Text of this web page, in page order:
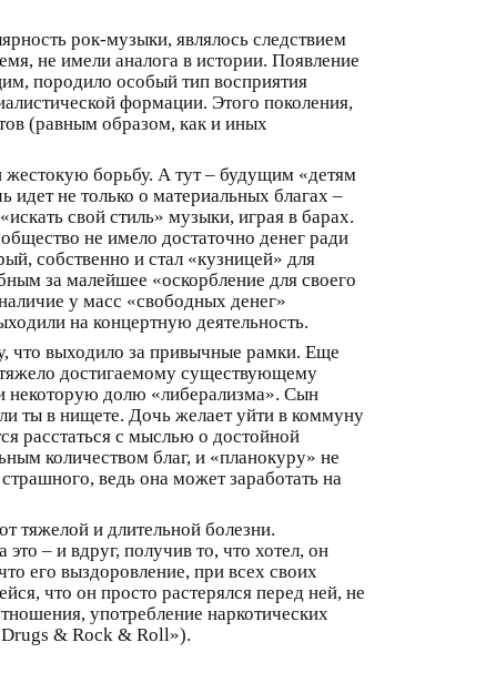
рок-музыки, являлось следствием
не имели аналога в истории. Появление
породило особый тип восприятия
формации. Этого поколения,
(равным образом, как и иных
жестокую борьбу. А тут – будущим «детям
не только о материальных благах –
свой стиль» музыки, играя в барах.
не имело достаточно денег ради
собственно и стал «кузницей» для
за малейшее «оскорбление для своего
у масс «свободных денег»
на концертную деятельность.
что выходило за привычные рамки. Еще
достигаемому существующему
некоторую долю «либерализма». Сын
ты в нищете. Дочь желает уйти в коммуну
расстаться с мыслью о достойной
количеством благ, и «планокуру» не
ведь она может заработать на
тяжелой и длительной болезни.
– и вдруг, получив то, что хотел, он
его выздоровление, при всех своих
что он просто растерялся перед ней, не
употребление наркотических
Drugs & Rock & Roll»).